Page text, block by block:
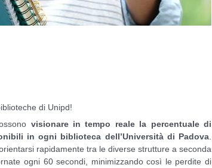
di Unipd!
visionare in tempo reale la percentuale di
in ogni biblioteca dell’Università di Padova
rapidamente tra le diverse strutture a seconda
ogni 60 secondi, minimizzando così le perdite di